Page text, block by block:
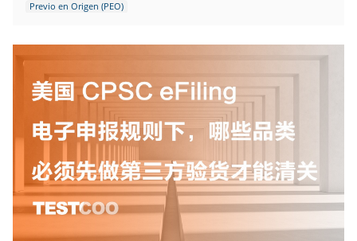
Previo en Origen (PEO)